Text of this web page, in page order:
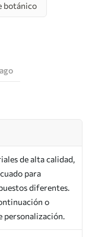
botánico
de alta calidad,
para
diferentes.
o
personalización.